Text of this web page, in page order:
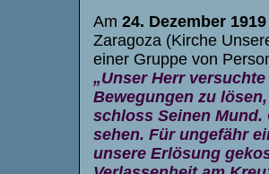
Am 24. Dezember 1919
Zaragoza (Kirche
einer Gruppe von
„Unser Herr
Bewegungen zu
schloss Seinen Mund.
sehen. Für ungefähr
unsere Erlösung